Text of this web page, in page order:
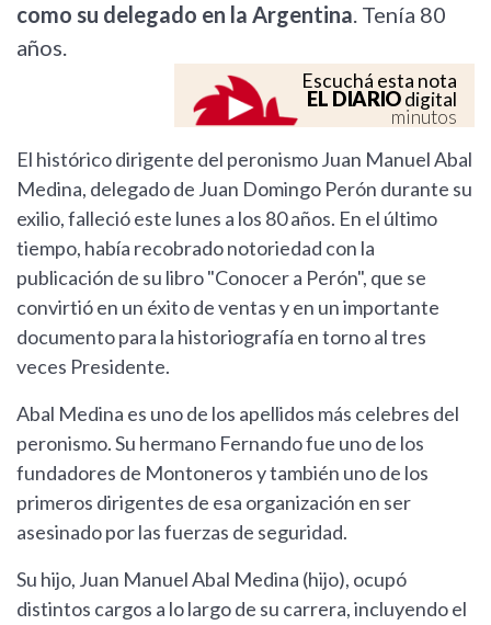
como su delegado en la Argentina. Tenía 80
años.
Escuchá esta nota
EL DIARIOdigital
minutos
El histórico dirigente del peronismo Juan Manuel Abal
Medina, delegado de Juan Domingo Perón durante su
exilio, falleció este lunes a los 80 años. En el último
tiempo, había recobrado notoriedad con la
publicación de su libro "Conocer a Perón", que se
convirtió en un éxito de ventas y en un importante
documento para la historiografía en torno al tres
veces Presidente.
Abal Medina es uno de los apellidos más celebres del
peronismo. Su hermano Fernando fue uno de los
fundadores de Montoneros y también uno de los
primeros dirigentes de esa organización en ser
asesinado por las fuerzas de seguridad.
Su hijo, Juan Manuel Abal Medina (hijo), ocupó
distintos cargos a lo largo de su carrera, incluyendo el